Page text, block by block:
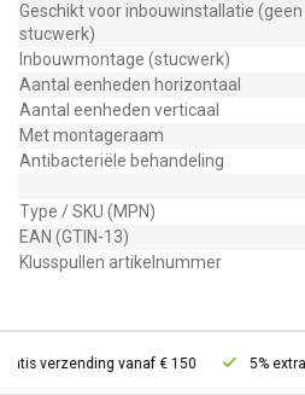
Geschikt voor inbouwinstallatie (geen
stucwerk)
Inbouwmontage (stucwerk)
Aantal eenheden horizontaal
Aantal eenheden verticaal
Met montageraam
Antibacteriële behandeling
Type / SKU (MPN)
EAN (GTIN-13)
Klusspullen artikelnummer
verzending vanaf € 150 5%